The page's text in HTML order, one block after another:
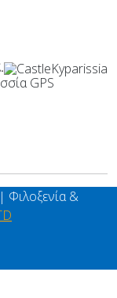
Δ.Σ.
Φιλοξενία &